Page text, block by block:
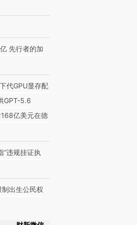
先行者的加
代GPU显存配
GPT-5.6
亿美元在德
“违规挂证执
出生公民权